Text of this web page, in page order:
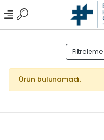
Filtreleme
Ürün bulunamadı.